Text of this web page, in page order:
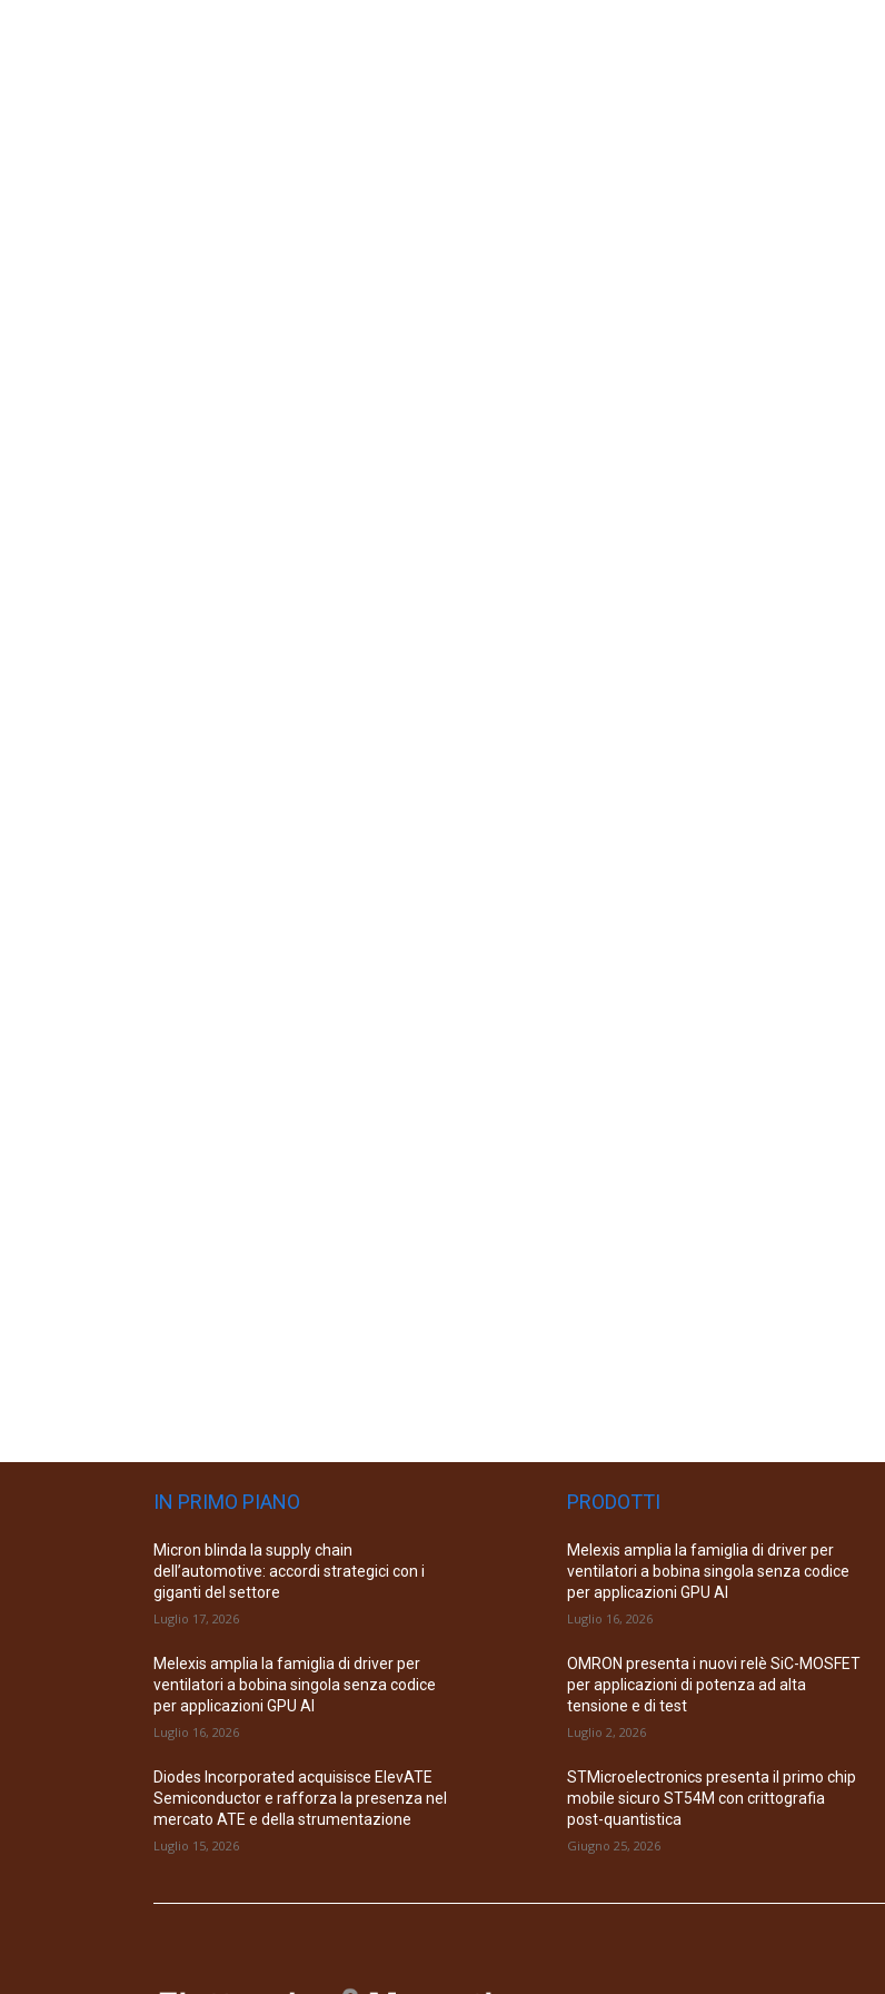
IN PRIMO PIANO
Micron blinda la supply chain
dell’automotive: accordi strategici con i
giganti del settore
Luglio 17, 2026
Melexis amplia la famiglia di driver per
ventilatori a bobina singola senza codice
per applicazioni GPU AI
Luglio 16, 2026
Diodes Incorporated acquisisce ElevATE
Semiconductor e rafforza la presenza nel
mercato ATE e della strumentazione
Luglio 15, 2026
PRODOTTI
Melexis amplia la famiglia di driver per
ventilatori a bobina singola senza codice
per applicazioni GPU AI
Luglio 16, 2026
OMRON presenta i nuovi relè SiC-MOSFET
per applicazioni di potenza ad alta
tensione e di test
Luglio 2, 2026
STMicroelectronics presenta il primo chip
mobile sicuro ST54M con crittografia
post-quantistica
Giugno 25, 2026